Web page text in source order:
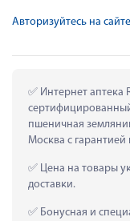
Авторизуйтесь на сайте
Интернет аптека
пшеничная
Москва с гарантией
Цена на товары
доставки.
Бонусная и